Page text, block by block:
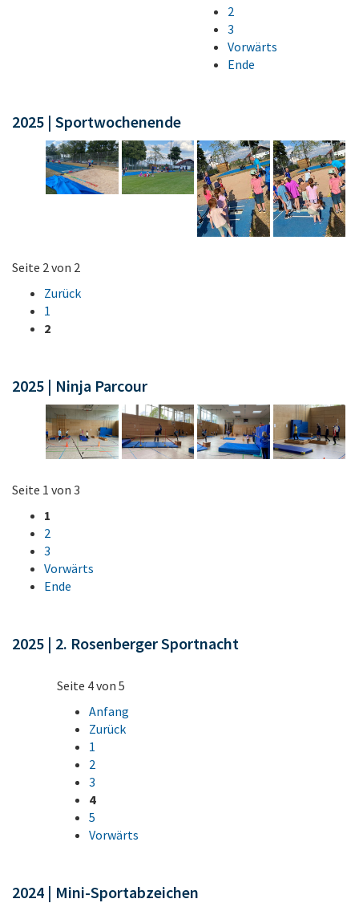
2
3
Vorwärts
Ende
2025 | Sportwochenende
Seite 2 von 2
Zurück
1
2
2025 | Ninja Parcour
Seite 1 von 3
1
2
3
Vorwärts
Ende
2025 | 2. Rosenberger Sportnacht
Seite 4 von 5
Anfang
Zurück
1
2
3
4
5
Vorwärts
2024 | Mini-Sportabzeichen